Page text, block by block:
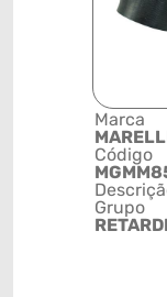
Marca
Código
Grupo